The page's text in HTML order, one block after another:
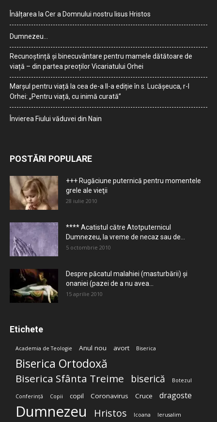
Înălțarea la Cer a Domnului nostru Iisus Hristos
Dumnezeu…
Recunoștință și binecuvântare pentru mamele dătătoare de
viață – din partea preoților Vicariatului Orhei
Marșul pentru viață la cea de-a II-a ediție în s. Lucășeuca, r-l
Orhei: „Pentru viață, cu inimă curată”
Învierea Fiului văduvei din Nain
POSTĂRI POPULARE
+++ Rugăciune puternică pentru momentele
grele ale vieţii
28 iulie 2010
**** Acatistul către Atotputernicul
Dumnezeu, la vreme de necaz sau de...
5 octombrie 2010
Despre păcatul malahiei (masturbării) şi
onaniei (pazei de a nu avea...
15 aprilie 2010
Etichete
Academia de Teologie Anul nou avort Biserica
Biserica Ortodoxă
Biserica Sfânta Treime biserică Botezul
Conferință Copii copil Coronavirus Cruce dragoste
Dumnezeu Hristos Icoana Ierusalim